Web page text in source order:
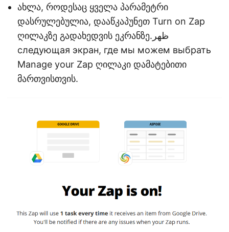
ახლა, როდესაც ყველა პარამეტრი
დასრულებულია, დააწკაპუნეთ Turn on Zap
ღილაკზე გადახედვის ეკრანზე.ظهر
следующая экран, где мы можем выбрать
Manage your Zap ღილაკი დამატებითი
მართვისთვის.